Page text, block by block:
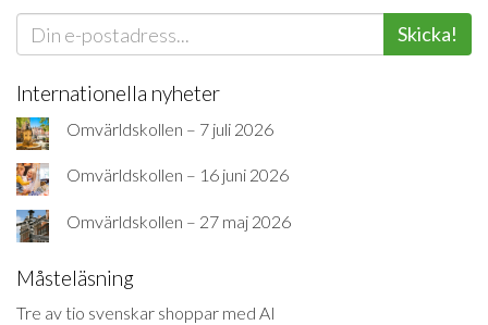
Skicka!
Internationella nyheter
Omvärldskollen – 7 juli 2026
Omvärldskollen – 16 juni 2026
Omvärldskollen – 27 maj 2026
Måsteläsning
Tre av tio svenskar shoppar med AI